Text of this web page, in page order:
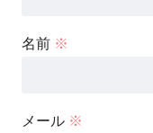
名前 ※
メール ※